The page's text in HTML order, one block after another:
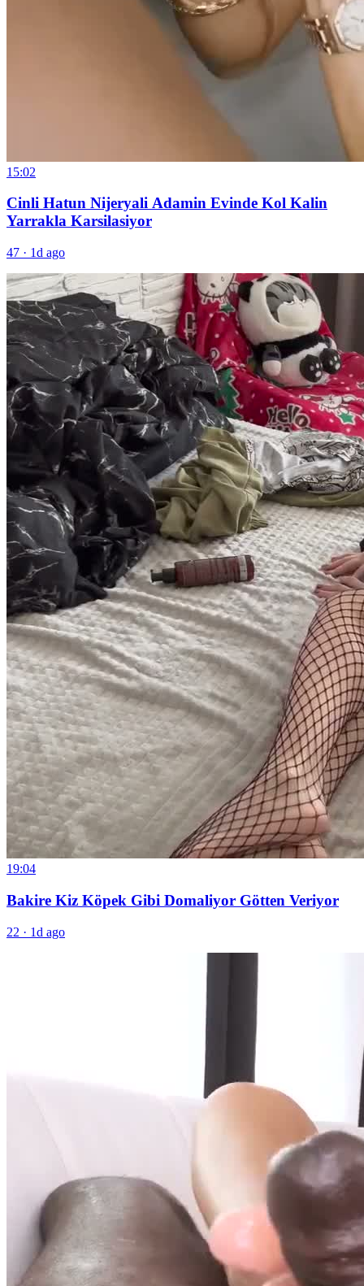
15:02
Cinli Hatun Nijeryali Adamin Evinde Kol Kalin
Yarrakla Karsilasiyor
47 · 1d ago
19:04
Bakire Kiz Köpek Gibi Domaliyor Götten Veriyor
22 · 1d ago